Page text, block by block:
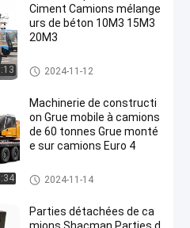
Ciment Camions mélange
urs de béton 10M3 15M3
20M3
Camions spéciaux
2024-11-12
Machinerie de constructi
on Grue mobile à camions
de 60 tonnes Grue monté
e sur camions Euro 4
Camions spéciaux
2024-11-14
Parties détachées de ca